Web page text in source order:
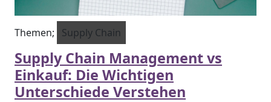
Themen; Supply Chain
Supply Chain Management vs
Einkauf: Die Wichtigen
Unterschiede Verstehen